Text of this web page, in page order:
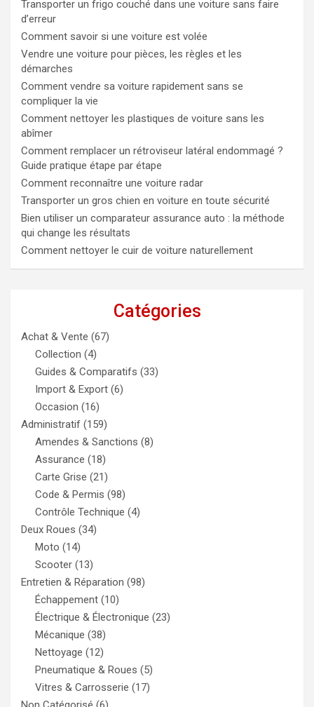
Transporter un frigo couché dans une voiture sans faire
d’erreur
Comment savoir si une voiture est volée
Vendre une voiture pour pièces, les règles et les
démarches
Comment vendre sa voiture rapidement sans se
compliquer la vie
Comment nettoyer les plastiques de voiture sans les
abîmer
Comment remplacer un rétroviseur latéral endommagé ?
Guide pratique étape par étape
Comment reconnaître une voiture radar
Transporter un gros chien en voiture en toute sécurité
Bien utiliser un comparateur assurance auto : la méthode
qui change les résultats
Comment nettoyer le cuir de voiture naturellement
Catégories
Achat & Vente (67)
Collection (4)
Guides & Comparatifs (33)
Import & Export (6)
Occasion (16)
Administratif (159)
Amendes & Sanctions (8)
Assurance (18)
Carte Grise (21)
Code & Permis (98)
Contrôle Technique (4)
Deux Roues (34)
Moto (14)
Scooter (13)
Entretien & Réparation (98)
Échappement (10)
Électrique & Électronique (23)
Mécanique (38)
Nettoyage (12)
Pneumatique & Roues (5)
Vitres & Carrosserie (17)